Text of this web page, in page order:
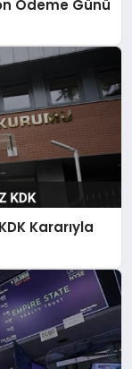
Ödeme Günü
Kararıyla